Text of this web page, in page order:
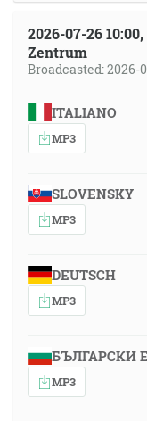
2026-07-26
Zentrum
Broadcasted: 2026-
ITALIANO
MP3
SLOVENSKY
MP3
DEUTSCH
MP3
БЪЛГАРСКИ
MP3